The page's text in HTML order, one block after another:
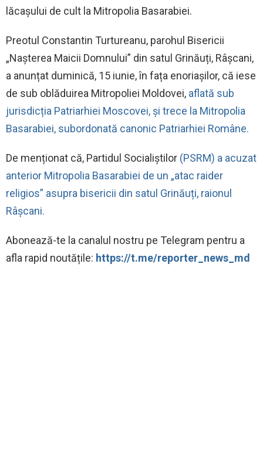
lăcașului de cult la Mitropolia Basarabiei.
Preotul Constantin Turtureanu, parohul Bisericii
„Nașterea Maicii Domnului” din satul Grinăuți, Râșcani,
a anunțat duminică, 15 iunie, în fața enoriașilor, că iese
de sub oblăduirea Mitropoliei Moldovei, aflată sub
jurisdicția Patriarhiei Moscovei, și trece la Mitropolia
Basarabiei, subordonată canonic Patriarhiei Române.
De menționat că, Partidul Socialiștilor (PSRM) a acuzat
anterior Mitropolia Basarabiei de un „atac raider
religios” asupra bisericii din satul Grinăuți, raionul
Râșcani.
‍Abonează-te la canalul nostru pe Telegram pentru a
afla rapid noutățile: https://t.me/reporter_news_md